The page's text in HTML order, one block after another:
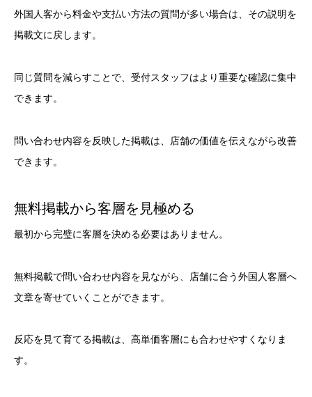
外国人客から料金や支払い方法の質問が多い場合は、その説明を
掲載文に戻します。
同じ質問を減らすことで、受付スタッフはより重要な確認に集中
できます。
問い合わせ内容を反映した掲載は、店舗の価値を伝えながら改善
できます。
無料掲載から客層を見極める
最初から完璧に客層を決める必要はありません。
無料掲載で問い合わせ内容を見ながら、店舗に合う外国人客層へ
文章を寄せていくことができます。
反応を見て育てる掲載は、高単価客層にも合わせやすくなりま
す。